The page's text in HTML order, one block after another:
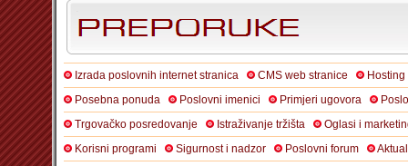
Izrada poslovnih internet stranica CMS web stranice
Posebna ponuda
Poslovni imenici Primjeri ugovora
Trgovačko posredovanje
Istraživanje tržišta
Oglasi i
Korisni programi
Sigurnost i nadzor Poslovni forum